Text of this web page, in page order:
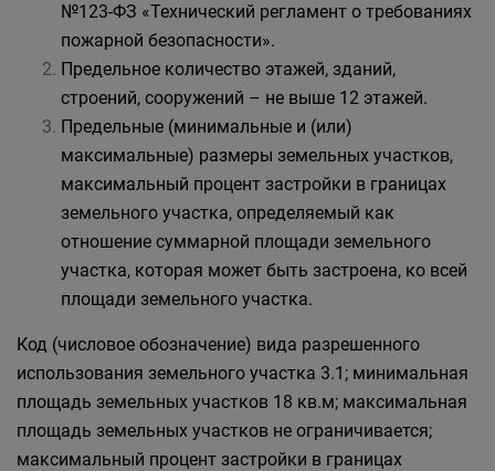
№123-ФЗ «Технический регламент о требованиях
пожарной безопасности».
Предельное количество этажей, зданий,
строений, сооружений – не выше 12 этажей.
Предельные (минимальные и (или)
максимальные) размеры земельных участков,
максимальный процент застройки в границах
земельного участка, определяемый как
отношение суммарной площади земельного
участка, которая может быть застроена, ко всей
площади земельного участка.
Код (числовое обозначение) вида разрешенного
использования земельного участка 3.1; минимальная
площадь земельных участков 18 кв.м; максимальная
площадь земельных участков не ограничивается;
максимальный процент застройки в границах